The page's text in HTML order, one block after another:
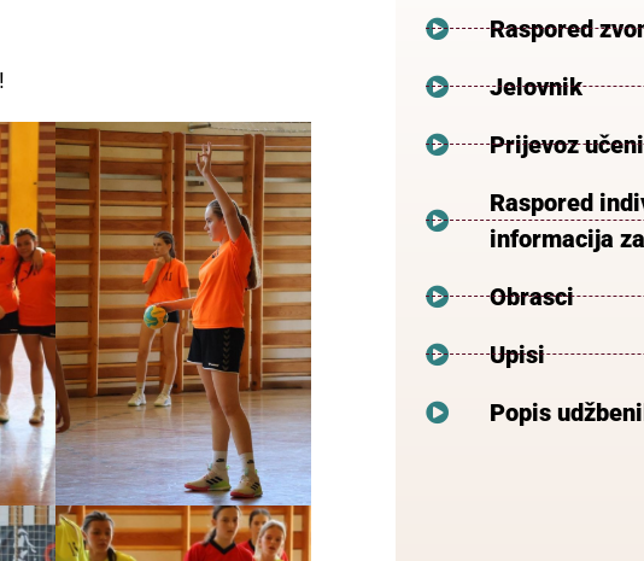
Raspored
Jelovnik
Prijevoz
Raspored
informacija
Obrasci
Upisi
Popis